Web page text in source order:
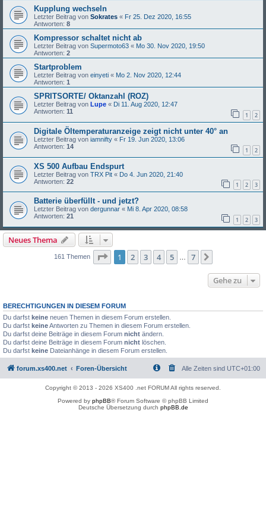
Kupplung wechseln
Letzter Beitrag von Sokrates « Fr 25. Dez 2020, 16:55
Antworten: 8
Kompressor schaltet nicht ab
Letzter Beitrag von Supermoto63 « Mo 30. Nov 2020, 19:50
Antworten: 2
Startproblem
Letzter Beitrag von einyeti « Mo 2. Nov 2020, 12:44
Antworten: 1
SPRITSORTE/ Oktanzahl (ROZ)
Letzter Beitrag von Lupe « Di 11. Aug 2020, 12:47
Antworten: 11 1 2
Digitale Öltemperaturanzeige zeigt nicht unter 40° an
Letzter Beitrag von iamnifty « Fr 19. Jun 2020, 13:06
Antworten: 14 1 2
XS 500 Aufbau Endspurt
Letzter Beitrag von TRX Pit « Do 4. Jun 2020, 21:40
Antworten: 22 1 2 3
Batterie überfüllt - und jetzt?
Letzter Beitrag von dergunnar « Mi 8. Apr 2020, 08:58
Antworten: 21 1 2 3
Neues Thema
161 Themen Seite 1von
1 2 3 4 5 7
Gehe zu
BERECHTIGUNGEN IN DIESEM FORUM
Du darfst keine neuen Themen in diesem Forum erstellen.
Du darfst keineAntworten zu Themen in diesem Forum erstellen.
Du darfst deine Beiträge in diesem Forum nicht ändern.
Du darfst deine Beiträge in diesem Forum nicht löschen.
Du darfst keine Dateianhänge in diesem Forum erstellen.
forum.xs400.net Foren-Übersicht Alle Zeiten sind UTC+01:00
Copyright © 2013 - 2026 XS400 .net FORUM All rights reserved.
Powered by phpBB® Forum Software © phpBB Limited
Deutsche Übersetzung durch phpBB.de